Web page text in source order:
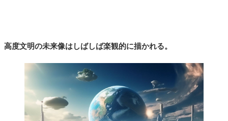
高度文明の未来像はしばしば楽観的に描かれる。